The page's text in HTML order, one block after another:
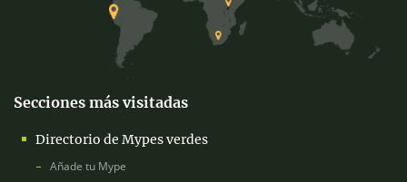
Secciones más visitadas
Directorio de Mypes verdes
Añade tu Mype